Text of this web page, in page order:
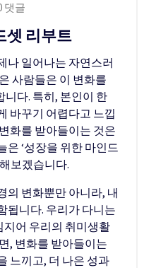
댓글
셋 리부트
나 일어나는 자연스러
사람들은 이 변화를
다. 특히, 본인이 한
바꾸기 어렵다고 느낍
화를 받아들이는 것은
은 ‘성장을 위한 마인드
보겠습니다.
의 변화뿐만 아니라, 내
됩니다. 우리가 다니는
지어 우리의 취미생활
, 변화를 받아들이는
느끼고, 더 나은 성과